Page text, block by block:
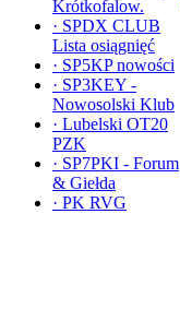
Krótkofalow.
· SPDX CLUB
Lista osiągnięć
· SP5KP nowości
· SP3KEY -
Nowosolski Klub
· Lubelski OT20
PZK
· SP7PKI - Forum
& Giełda
· PK RVG